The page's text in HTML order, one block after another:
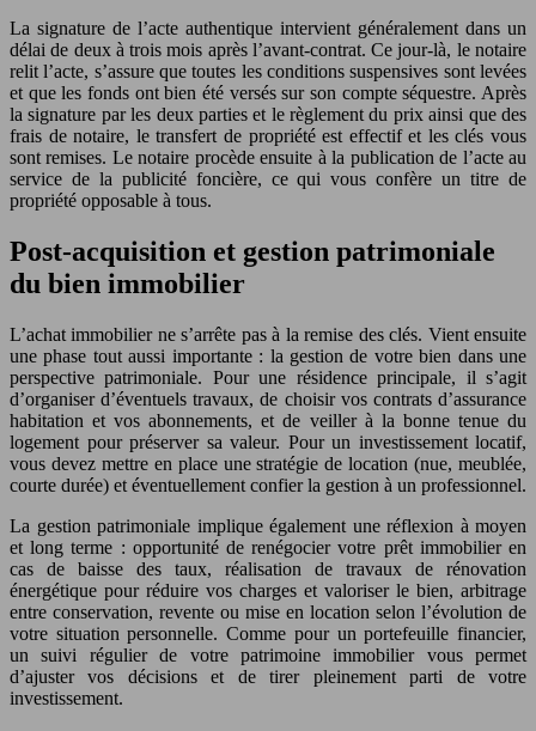
La signature de l’acte authentique intervient généralement dans un
délai de deux à trois mois après l’avant-contrat. Ce jour-là, le notaire
relit l’acte, s’assure que toutes les conditions suspensives sont levées
et que les fonds ont bien été versés sur son compte séquestre. Après
la signature par les deux parties et le règlement du prix ainsi que des
frais de notaire, le transfert de propriété est effectif et les clés vous
sont remises. Le notaire procède ensuite à la publication de l’acte au
service de la publicité foncière, ce qui vous confère un titre de
propriété opposable à tous.
Post-acquisition et gestion patrimoniale
du bien immobilier
L’achat immobilier ne s’arrête pas à la remise des clés. Vient ensuite
une phase tout aussi importante : la gestion de votre bien dans une
perspective patrimoniale. Pour une résidence principale, il s’agit
d’organiser d’éventuels travaux, de choisir vos contrats d’assurance
habitation et vos abonnements, et de veiller à la bonne tenue du
logement pour préserver sa valeur. Pour un investissement locatif,
vous devez mettre en place une stratégie de location (nue, meublée,
courte durée) et éventuellement confier la gestion à un professionnel.
La gestion patrimoniale implique également une réflexion à moyen
et long terme : opportunité de renégocier votre prêt immobilier en
cas de baisse des taux, réalisation de travaux de rénovation
énergétique pour réduire vos charges et valoriser le bien, arbitrage
entre conservation, revente ou mise en location selon l’évolution de
votre situation personnelle. Comme pour un portefeuille financier,
un suivi régulier de votre patrimoine immobilier vous permet
d’ajuster vos décisions et de tirer pleinement parti de votre
investissement.